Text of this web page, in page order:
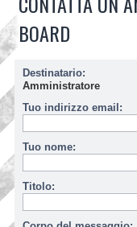
BOARD
Destinatario:
Amministratore
Tuo indirizzo email:
Tuo nome:
Titolo: